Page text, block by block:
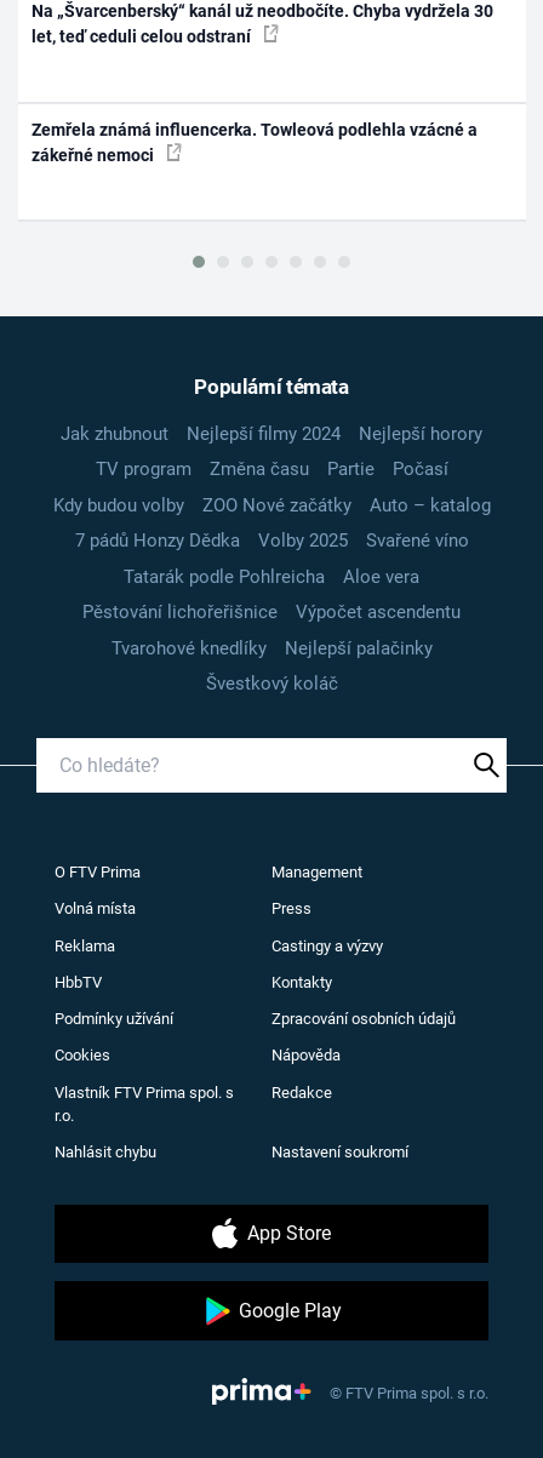
Na „Švarcenberský“ kanál už neodbočíte. Chyba vydržela 30
let, teď ceduli celou odstraní
Zemřela známá influencerka. Towleová podlehla vzácné a
zákeřné nemoci
Populární témata
Jak zhubnout Nejlepší filmy 2024
Nejlepší horory
TV program
Změna času Partie
Počasí
Kdy budou volby
ZOO Nové začátky
Auto – katalog
7 pádů Honzy Dědka
Volby 2025
Svařené víno
Tatarák podle Pohlreicha
Aloe vera
Pěstování lichořeřišnice
Výpočet ascendentu
Tvarohové knedlíky
Nejlepší palačinky
Švestkový koláč
O FTV Prima Management
Volná místa Press
Reklama Castingy a výzvy
HbbTV Kontakty
Podmínky užívání Zpracování osobních údajů
Cookies Nápověda
Vlastník FTV Prima spol. s
r.o.
Redakce
Nahlásit chybu Nastavení soukromí
App Store
Google Play
© FTV Prima spol. s r.o.